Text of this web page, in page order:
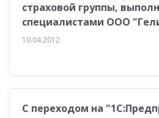
страховой группы,
специалистами ООО
10.04.2012
С переходом на